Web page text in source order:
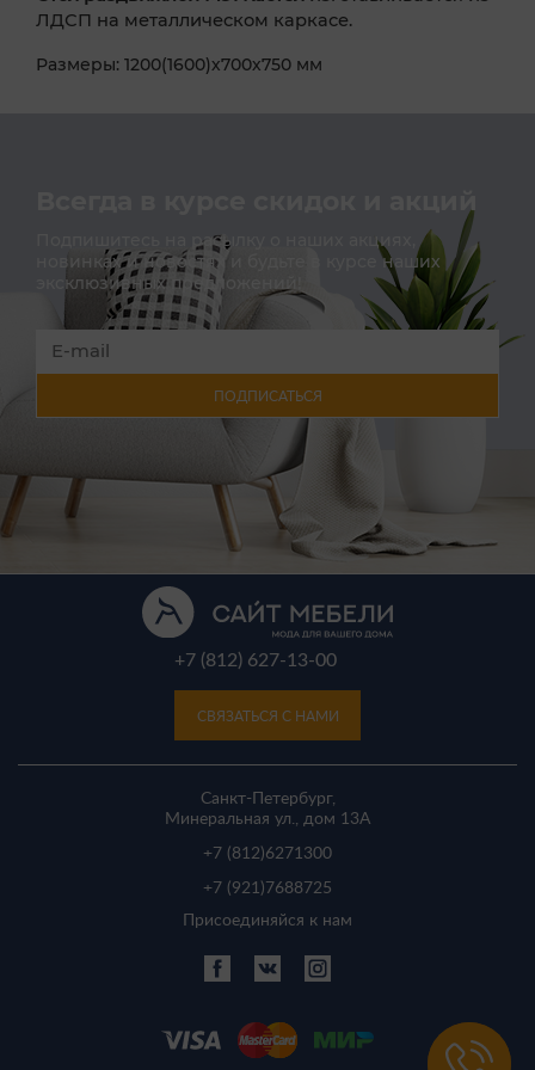
ЛДСП на металлическом каркасе.
Размеры: 1200(1600)х700х750 мм
Всегда в курсе скидок и акций
Подпишитесь на расылку о наших акциях,
новинках и новостях и будьте в курсе наших
эксклюзивных предложений!
ПОДПИСАТЬСЯ
+7 (812) 627-13-00
СВЯЗАТЬСЯ С НАМИ
Санкт-Петербург,
Минеральная ул., дом 13A
+7 (812)6271300
+7 (921) 7688725
Присоединяйся к нам